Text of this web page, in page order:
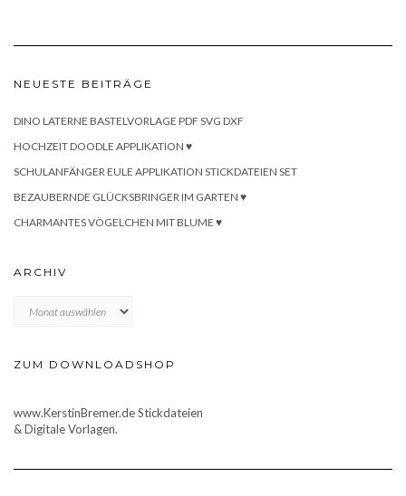
NEUESTE BEITRÄGE
DINO LATERNE BASTELVORLAGE PDF SVG DXF
HOCHZEIT DOODLE APPLIKATION ♥
SCHULANFÄNGER EULE APPLIKATION STICKDATEIEN SET
BEZAUBERNDE GLÜCKSBRINGER IM GARTEN ♥
CHARMANTES VÖGELCHEN MIT BLUME ♥
ARCHIV
ZUM DOWNLOADSHOP
www.KerstinBremer.de Stickdateien
& Digitale Vorlagen.